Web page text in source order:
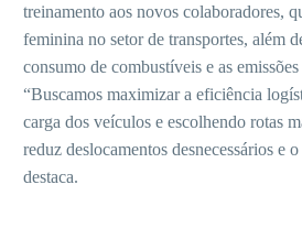
treinamento aos novos colaboradores,
feminina no setor de transportes, além
consumo de combustíveis e as
“Buscamos maximizar a eficiência
carga dos veículos e escolhendo rotas
reduz deslocamentos desnecessários e
destaca.